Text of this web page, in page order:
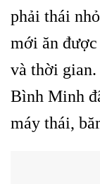
phải thái
mới ăn được
và thời
Bình Minh
máy thái,